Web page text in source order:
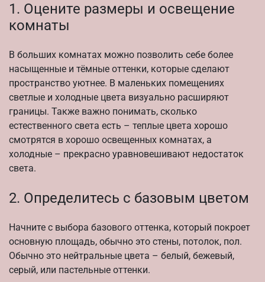
1. Оцените размеры и освещение
комнаты
В больших комнатах можно позволить себе более
насыщенные и тёмные оттенки, которые сделают
пространство уютнее. В маленьких помещениях
светлые и холодные цвета визуально расширяют
границы. Также важно понимать, сколько
естественного света есть – теплые цвета хорошо
смотрятся в хорошо освещенных комнатах, а
холодные – прекрасно уравновешивают недостаток
света.
2. Определитесь с базовым цветом
Начните с выбора базового оттенка, который покроет
основную площадь, обычно это стены, потолок, пол.
Обычно это нейтральные цвета – белый, бежевый,
серый, или пастельные оттенки.